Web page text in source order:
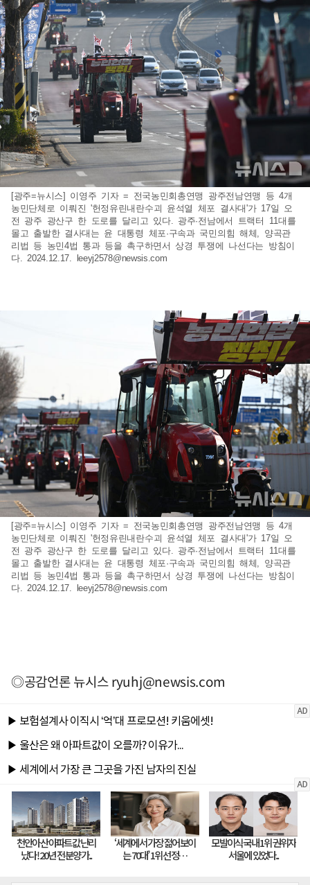
[광주=뉴시스] 이영주 기자 = 전국농민회총연맹 광주전남연맹 등 4개
농민단체로 이뤄진 '헌정유린내란수괴 윤석열 체포 결사대'가 17일 오
전 광주 광산구 한 도로를 달리고 있다. 광주·전남에서 트랙터 11대를
몰고 출발한 결사대는 윤 대통령 체포·구속과 국민의힘 해체, 양곡관
리법 등 농민4법 통과 등을 촉구하면서 상경 투쟁에 나선다는 방침이
다. 2024.12.17. leeyj2578@newsis.com
[광주=뉴시스] 이영주 기자 = 전국농민회총연맹 광주전남연맹 등 4개
농민단체로 이뤄진 '헌정유린내란수괴 윤석열 체포 결사대'가 17일 오
전 광주 광산구 한 도로를 달리고 있다. 광주·전남에서 트랙터 11대를
몰고 출발한 결사대는 윤 대통령 체포·구속과 국민의힘 해체, 양곡관
리법 등 농민4법 통과 등을 촉구하면서 상경 투쟁에 나선다는 방침이
다. 2024.12.17. leeyj2578@newsis.com
◎공감언론 뉴시스ryuhj@newsis.com